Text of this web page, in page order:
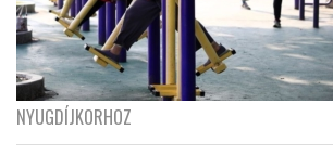
NYUGDÍJKORHOZ